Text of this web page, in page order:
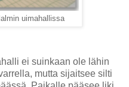
uimahallissa
ei suinkaan ole lähin
mutta sijaitsee silti